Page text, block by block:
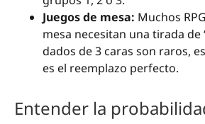
Juegos de mesa: Muchos
mesa necesitan una tirada de
dados de 3 caras son raros,
es el reemplazo perfecto.
Entender la